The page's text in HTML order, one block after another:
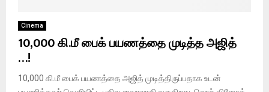
Cinema
10,000 கி.மீ பைக் பயணத்தை முடித்த அஜித்
…!
10,000 கி.மீ பைக் பயணத்தை அஜித் முடித்திருப்பதாக உடன்